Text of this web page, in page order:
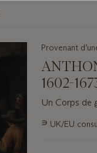
Provenant
1602-
Un Corps de
Important
∍ UK/EU